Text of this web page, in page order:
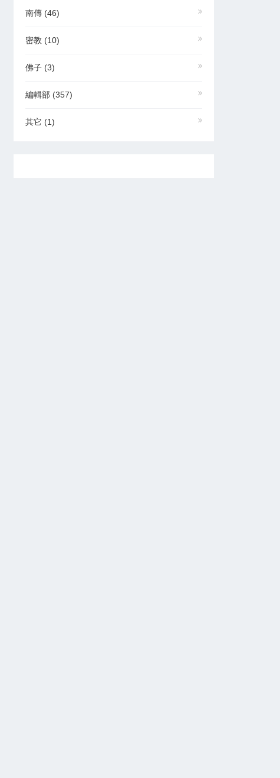
南傳 (46)
密教 (10)
佛子 (3)
編輯部 (357)
其它 (1)